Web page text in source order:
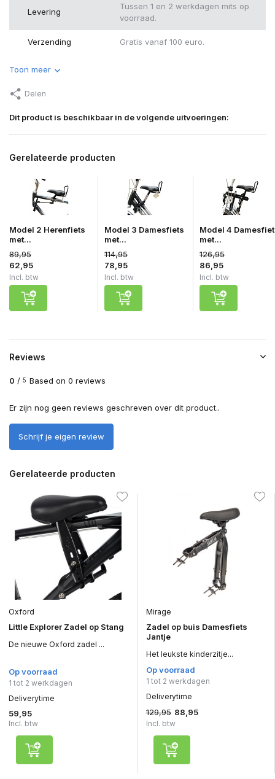
Levering
Tussen 1 en 2 werkdagen mits op
voorraad.
Verzending Gratis vanaf 100 euro.
Toon meer
Delen
Dit product is beschikbaar in de volgende uitvoeringen:
Gerelateerde producten
Model 2 Herenfiets
met...
89,95
62,95
Incl. btw
Model 3 Damesfiets
met...
114,95
78,95
Incl. btw
Model 4
met...
126,95
86,95
Incl. btw
Reviews
0 / 5 Based on 0 reviews
Er zijn nog geen reviews geschreven over dit product..
Schrijf je eigen review
Gerelateerde producten
Oxford
Little Explorer Zadel op Stang
De nieuwe Oxford zadel ...
Op voorraad
1 tot 2 werkdagen
Deliverytime
59,95
Incl. btw
Mirage
Zadel op buis Damesfiets
Jantje
Het leukste kinderzitje...
Op voorraad
1 tot 2 werkdagen
Deliverytime
129,95 88,95
Incl. btw